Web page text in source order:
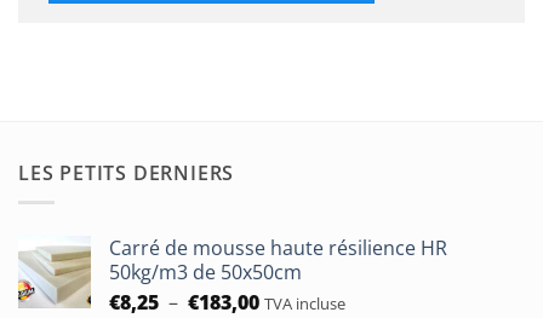
LES PETITS DERNIERS
Carré de mousse haute résilience HR
50kg/m3 de 50x50cm
€8,25 – €183,00Plage
TVA incluse